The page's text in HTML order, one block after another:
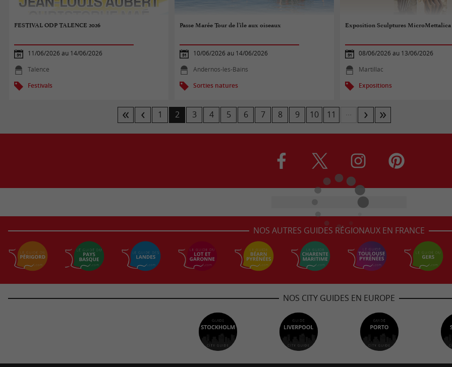
FESTIVAL ODP TALENCE 2026
11/06/2026 au 14/06/2026
Talence
Festivals
Passe Marée Tour de l'île aux oiseaux
10/06/2026 au 14/06/2026
Andernos-les-Bains
Sorties natures
Exposition Sculptures MicroMettalica
08/06/2026 au 13/06/2026
Martillac
Expositions
1 2 3 4 5 6 7 8 9 10 11
NOS AUTRES GUIDES RÉGIONAUX EN FRANCE
NOS CITY GUIDES EN EUROPE